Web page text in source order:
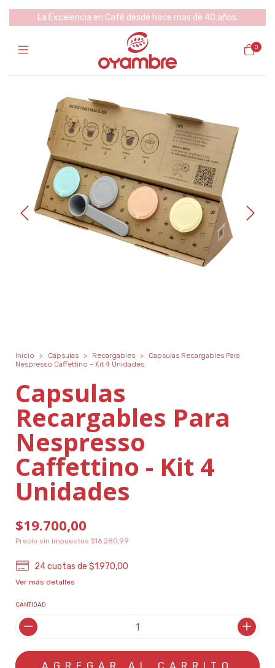
La Excelencia en Café desde hace mas de 40 años.
0
Inicio > Cápsulas > Recargables >
Capsulas Recargables Para
Nespresso Caffettino - Kit 4 Unidades
Capsulas
Recargables Para
Nespresso
Caffettino - Kit 4
Unidades
$19.700,00
Precio sin impuestos $16.280,99
24cuotas de$1.970,00
Ver más detalles
CANTIDAD